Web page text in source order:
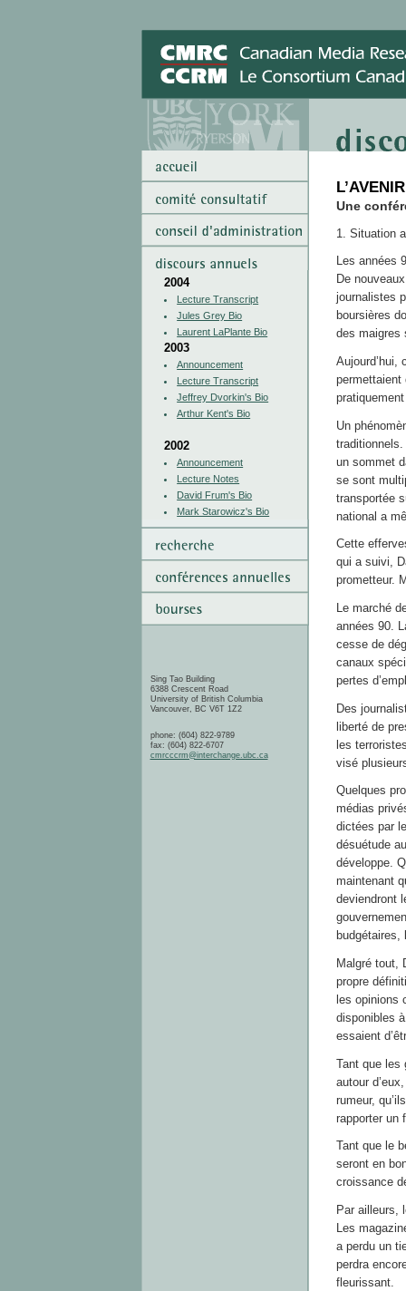
2004
Lecture Transcript
Jules Grey Bio
Laurent LaPlante Bio
2003
Announcement
Lecture Transcript
Jeffrey Dvorkin's Bio
Arthur Kent's Bio
2002
Announcement
Lecture Notes
David Frum's Bio
Mark Starowicz's Bio
Sing Tao Building
6388 Crescent Road
University of British Columbia
Vancouver, BC V6T 1Z2
phone: (604) 822-9789
fax: (604) 822-6707
cmrcccrm@interchange.ubc.ca
Une
1. Situation
Les années
De
journalistes
boursières
des maigres
Aujourd’hui,
permettaient
Un
un sommet
se sont
transportée
national a
Cette
qui a suivi,
prometteur.
Le marché
années 90.
cesse de
canaux
pertes
Des
liberté de
les
visé
Quelques
médias
dictées par
désuétude
développe.
maintenant
deviendront
budgétaires,
Malgré tout,
propre
les opinions
disponibles
essaient
Tant que les
autour
rumeur,
rapporter un
Tant que le
seront en
croissance
Par ailleurs,
Les
a perdu un
perdra
fleurissant.